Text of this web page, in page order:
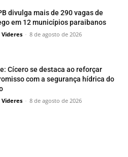
divulga mais de 290 vagas de
em 12 municípios paraibanos
Videres - 8 de agosto de 2026
Cícero se destaca ao reforçar
com a segurança hídrica do
Videres - 8 de agosto de 2026